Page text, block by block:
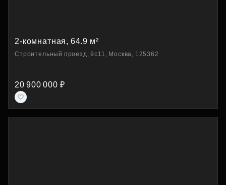
2-комнатная, 64.9 м²
Строительный проезд, 9с11, Москва, 125362
20 900 000 ₽